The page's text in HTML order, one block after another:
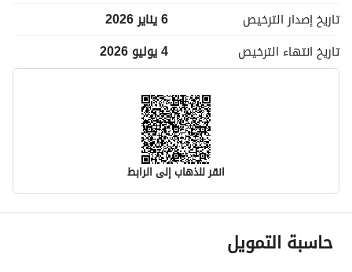
تاريخ إصدار الترخيص
6 يناير 2026
تاريخ انتهاء الترخيص 4 يوليو 2026
انقر للذهاب إلى الرابط
معلومات مسؤول الإعلان
اسم المسؤول
حاسبة التمويل